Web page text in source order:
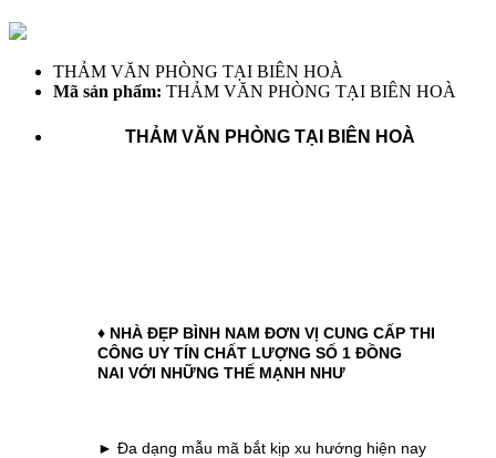
THẢM VĂN PHÒNG TẠI BIÊN HOÀ
Mã sản phẩm: THẢM VĂN PHÒNG TẠI BIÊN HOÀ
THẢM VĂN PHÒNG TẠI BIÊN HOÀ
♦ NHÀ ĐẸP BÌNH NAM ĐƠN VỊ CUNG CẤP THI
CÔNG UY TÍN CHẤT LƯỢNG SỐ 1 ĐỒNG
NAI VỚI NHỮNG THẾ MẠNH NHƯ
► Đa dạng mẫu mã bắt kịp xu hướng hiện nay